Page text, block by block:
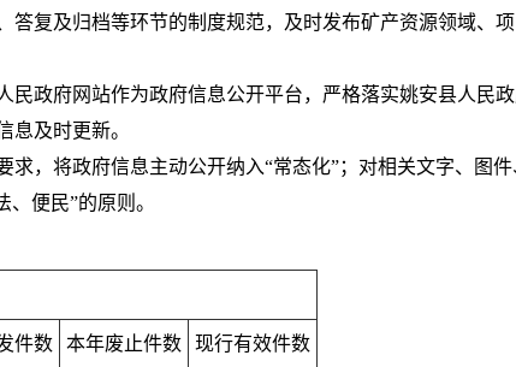
复及归档等环节的制度规范，及时发布矿产资源领域、
民政府网站作为政府信息公开平台，严格落实姚安县人民
息及时更新。
，将政府信息主动公开纳入“常态化”；对相关文字、图
便民”的原则。
件数 本年废止件数 现行有效件数